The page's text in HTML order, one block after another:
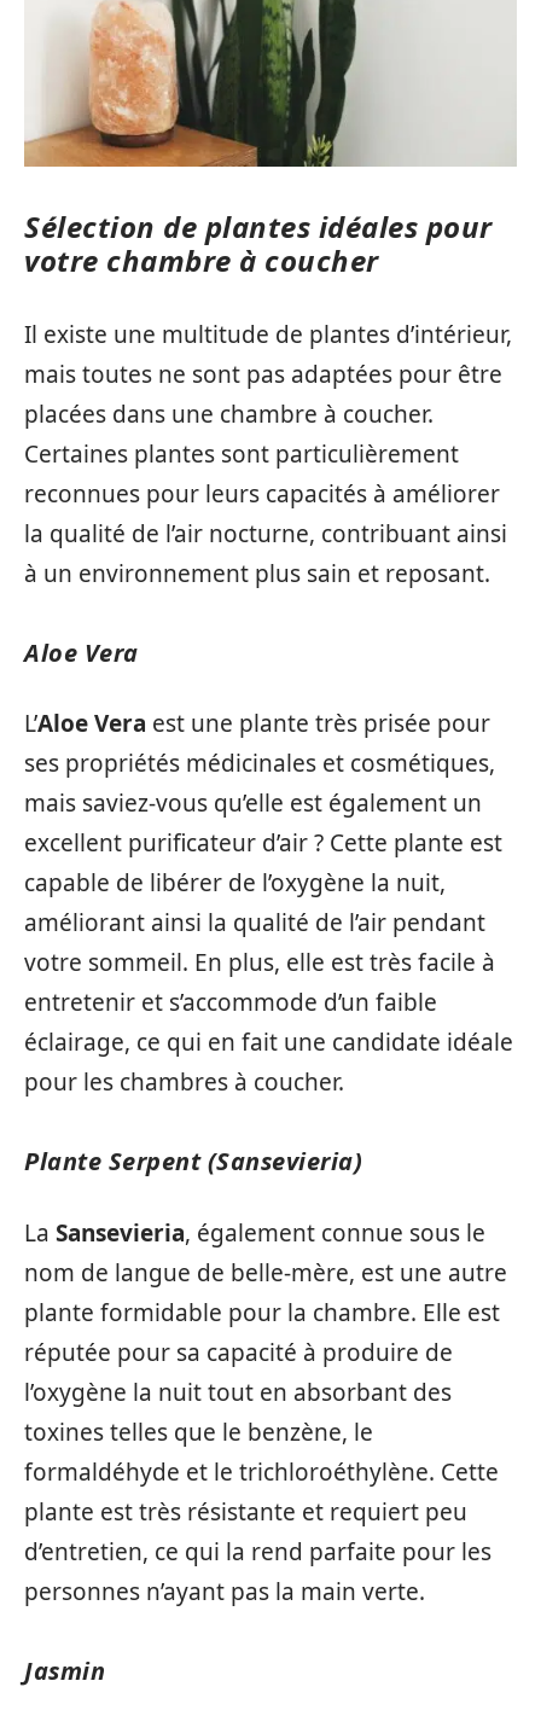
Sélection de plantes idéales pour
votre chambre à coucher
Il existe une multitude de plantes d’intérieur,
mais toutes ne sont pas adaptées pour être
placées dans une chambre à coucher.
Certaines plantes sont particulièrement
reconnues pour leurs capacités à améliorer
la qualité de l’air nocturne, contribuant ainsi
à un environnement plus sain et reposant.
Aloe Vera
L’Aloe Vera est une plante très prisée pour
ses propriétés médicinales et cosmétiques,
mais saviez-vous qu’elle est également un
excellent purificateur d’air ? Cette plante est
capable de libérer de l’oxygène la nuit,
améliorant ainsi la qualité de l’air pendant
votre sommeil. En plus, elle est très facile à
entretenir et s’accommode d’un faible
éclairage, ce qui en fait une candidate idéale
pour les chambres à coucher.
Plante Serpent (Sansevieria)
La Sansevieria, également connue sous le
nom de langue de belle-mère, est une autre
plante formidable pour la chambre. Elle est
réputée pour sa capacité à produire de
l’oxygène la nuit tout en absorbant des
toxines telles que le benzène, le
formaldéhyde et le trichloroéthylène. Cette
plante est très résistante et requiert peu
d’entretien, ce qui la rend parfaite pour les
personnes n’ayant pas la main verte.
Jasmin